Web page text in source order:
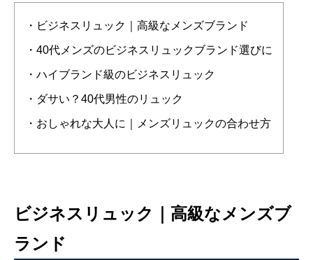
・ビジネスリュック｜高級なメンズブランド
・40代メンズのビジネスリュックブランド選びに
・ハイブランド級のビジネスリュック
・ダサい？40代男性のリュック
・おしゃれな大人に｜メンズリュックの合わせ方
ビジネスリュック｜高級なメンズブ
ランド